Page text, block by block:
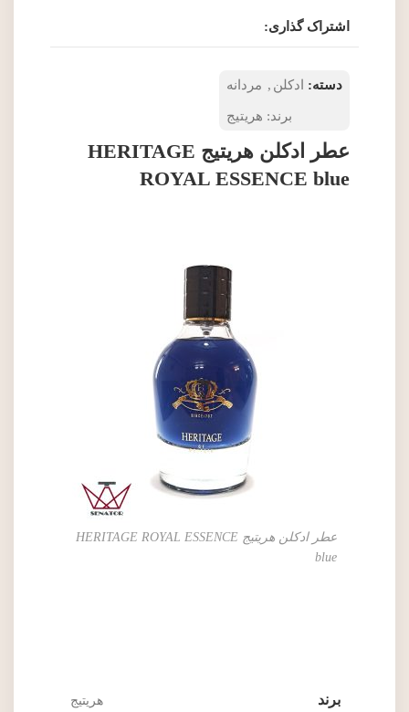
اشتراک گذاری:
دسته: ادکلن , مردانه
برند: هریتیج
عطر ادکلن هریتیج HERITAGE
ROYAL ESSENCE blue
عطر ادکلن هریتیج HERITAGE ROYAL ESSENCE
blue
برند هریتیج